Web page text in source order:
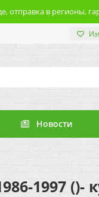
отправка в регионы,
Новости
1997 ()-